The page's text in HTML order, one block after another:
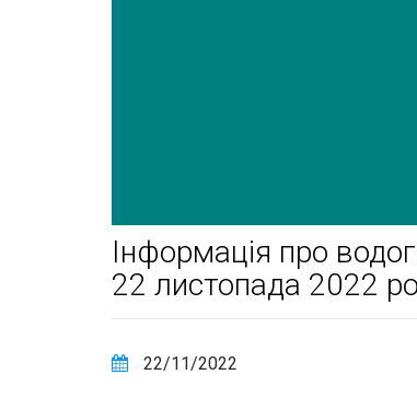
Інформація про
22 листопада 2022
22/11/2022